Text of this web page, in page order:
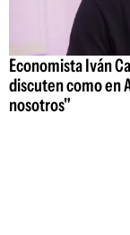
Economista Iván
discuten como en
nosotros"